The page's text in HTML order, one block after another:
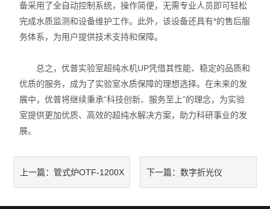
备采用了全自动控制系统，操作简便，无需专业人员即可轻松
完成水质监测和设备维护工作。此外，该设备还具有*的售后服
务体系，为用户提供技术支持和保障。
总之，优普实验室超纯水机UP凭借其性能、稳定的品质和
优质的服务，成为了实验室水质保障的理想选择。在未来的发
展中，优普将继续秉承“科技创新、服务至上”的理念，为实验
室提供更加优质、高效的超纯水解决方案，助力科研事业的发
展。
上一篇：管式炉OTF-1200X 下一篇： 数字折光仪